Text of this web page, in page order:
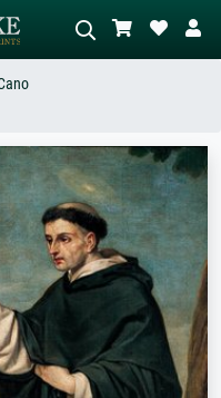
Beschrijf de scène – bijv. groene
abstract met veel rood, donker
staand naakt naast
een boom.